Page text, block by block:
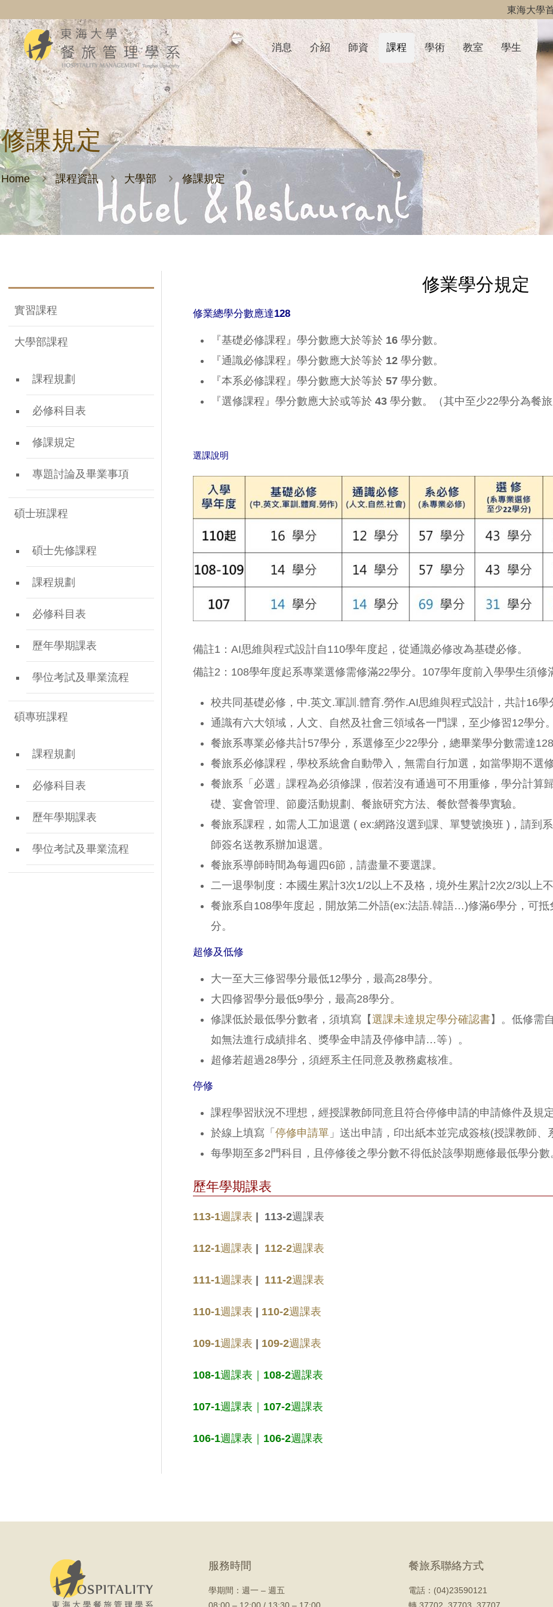
東海大學
消息 介紹 師資 課程 學術 教室 學生 高
修課規定
Home 課程資訊 大學部 修課規定
實習課程
大學部課程
課程規劃
必修科目表
修課規定
專題討論及畢業事項
碩士班課程
碩士先修課程
課程規劃
必修科目表
歷年學期課表
學位考試及畢業流程
碩專班課程
課程規劃
必修科目表
歷年學期課表
學位考試及畢業流程
修業學分規定
修業總學分數應達128
『基礎必修課程』學分數應大於等於 16學分數。
『通識必修課程』學分數應大於等於 12 學分數。
『本系必修課程』學分數應大於等於57 學分數。
『選修課程』學分數應大於或等於43學分數。（其中至少22學分為餐旅
選課說明
備註1：AI思維與程式設計自110學年度起，從通識必修改為基礎必修。
備註2：108學年度起系專業選修需修滿22學分。107學年度前入學學生須修
校共同基礎必修，中.英文.軍訓.體育.勞作.AI思維與程式設計，共計16學
通識有六大領域，人文、自然及社會三領域各一門課，至少修習12學分。
餐旅系專業必修共計57學分，系選修至少22學分，總畢業學分數需達128
餐旅系必修課程，學校系統會自動帶入，無需自行加選，如當學期不選
餐旅系「必選」課程為必須修課，假若沒有通過可不用重修，學分計算
礎、宴會管理、節慶活動規劃、餐旅研究方法、餐飲營養學實驗。
餐旅系課程，如需人工加退選 ( ex:網路沒選到課、單雙號換班 )，請到
師簽名送教系辦加退選。
餐旅系導師時間為每週四6節，請盡量不要選課。
二一退學制度：本國生累計3次1/2以上不及格，境外生累計2次2/3以上不
餐旅系自108學年度起，開放第二外語(ex:法語.韓語…)修滿6學分，可
分。
超修及低修
大一至大三修習學分最低12學分，最高28學分。
大四修習學分最低9學分，最高28學分。
修課低於最低學分數者，須填寫【選課未達規定學分確認書】。低修需
如無法進行成績排名、獎學金申請及停修申請…等）。
超修若超過28學分，須經系主任同意及教務處核准。
停修
課程學習狀況不理想，經授課教師同意且符合停修申請的申請條件及規
於線上填寫「停修申請單 」送出申請，印出紙本並完成簽核(授課教師、
每學期至多2門科目，且停修後之學分數不得低於該學期應修最低學分數
歷年學期課表
113-1週課表 | 113-2週課表
112-1週課表 112-2週課表
111-1週課表 111-2週課表
110-1週課表 110-2週課表
109-1週課表 109-2週課表
108-1週課表 108-2週課表
107-1週課表 107-2週課表
106-1週課表 106-2週課表
服務時間
學期間： 週一 – 週五
餐旅系聯絡方式
電話：(04)23590121